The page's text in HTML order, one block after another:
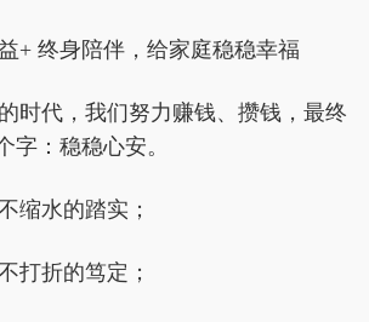
+ 终身陪伴，给家庭稳稳幸福
时代，我们努力赚钱、攒钱，最终
字：稳稳心安。
缩水的踏实；
打折的笃定；